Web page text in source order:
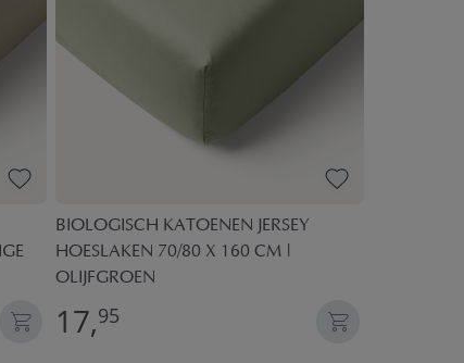
BIOLOGISCH KATOENEN JERSEY
HOESLAKEN 70/80 X 160 CM |
OLIJFGROEN
17,95